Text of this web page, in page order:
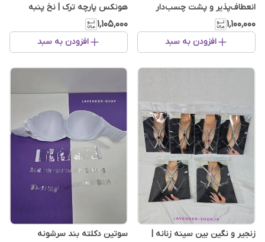
انعطاف‌پذیر و پشت چسب‌دار
۱٬۱۰۰٬۰۰۰
افزودن به سبد
هونکس پارچه ترک | نخ پنبه
راه‌راه کرم مشکی
۱٬۱۰۵٬۰۰۰
افزودن به سبد
زنجیر و نگین بین سینه زنانه |
سوتین دکلته بند سرشونه